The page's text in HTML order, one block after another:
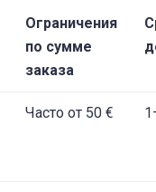
Ограничения
по сумме
заказа
Часто от 50 €